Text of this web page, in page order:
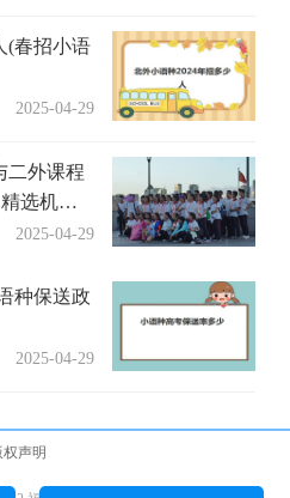
(春招小语
2025-04-29
二外课程
选机构
2025-04-29
种保送政
2025-04-29
权声明